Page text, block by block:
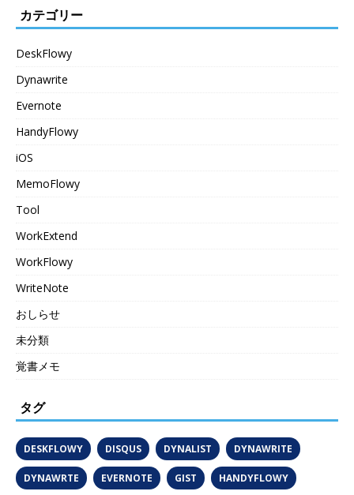
カテゴリー
DeskFlowy
Dynawrite
Evernote
HandyFlowy
iOS
MemoFlowy
Tool
WorkExtend
WorkFlowy
WriteNote
おしらせ
未分類
覚書メモ
タグ
DESKFLOWY DISQUS DYNALIST DYNAWRITE
DYNAWRTE EVERNOTE GIST HANDYFLOWY